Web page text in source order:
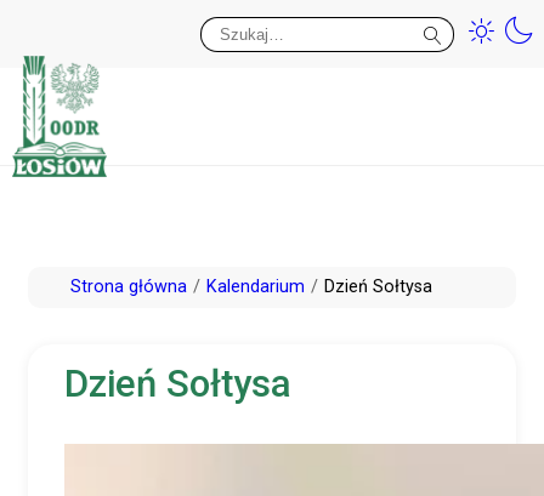
PrzejdźStrona główna Kalendarium Dzień Sołtysa
Dzień Sołtysa